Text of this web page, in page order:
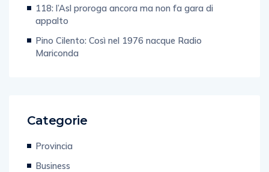
118: l’Asl proroga ancora ma non fa gara di
appalto
Pino Cilento: Così nel 1976 nacque Radio
Mariconda
Categorie
Provincia
Business